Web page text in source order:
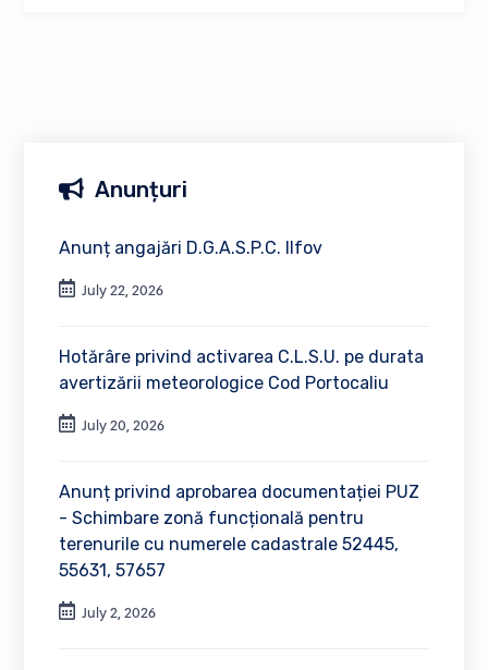
Anunțuri
Anunț angajări D.G.A.S.P.C. Ilfov
July 22, 2026
Hotărâre privind activarea C.L.S.U. pe durata
avertizării meteorologice Cod Portocaliu
July 20, 2026
Anunț privind aprobarea documentației PUZ
- Schimbare zonă funcțională pentru
terenurile cu numerele cadastrale 52445,
55631, 57657
July 2, 2026